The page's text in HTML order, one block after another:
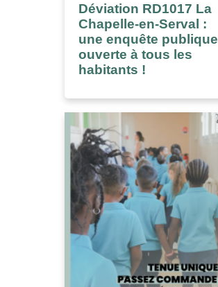
Déviation RD1017 La
Chapelle-en-Serval :
une enquête publique
ouverte à tous les
habitants !